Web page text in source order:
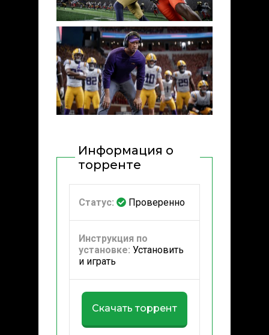
Информация о
торренте
Статус: Проверенно
Инструкция по
установке: Установить
и играть
Скачать торрент